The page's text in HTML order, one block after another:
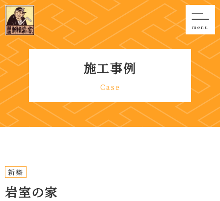
menu
施工事例
Case
新築
岩室の家